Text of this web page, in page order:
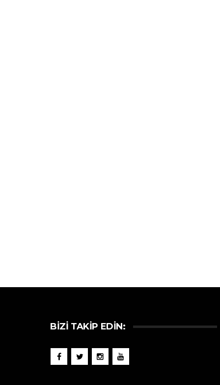
BIZI TAKIP EDIN: